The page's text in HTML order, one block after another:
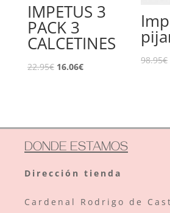
IMPETUS 3
PACK 3
CALCETINES
22.95€ El
22.95€.
16.06€El
16.06€.
98.95€
DONDE ESTAMOS
Dirección tienda
Cardenal Rodrigo de